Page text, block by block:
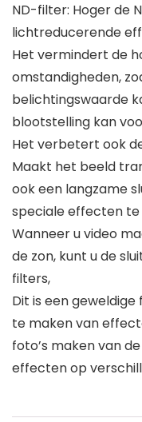
ND-filter: Hoger de
lichtreducerende
Het vermindert de
omstandigheden,
belichtingswaarde
blootstelling kan
Het verbetert ook
Maakt het beeld
ook een langzame
speciale effecten te
Wanneer u video
de zon, kunt u de
filters,
Dit is een
te maken van
foto’s maken van
effecten op